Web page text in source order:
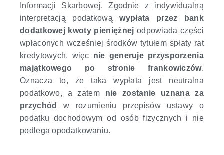
Informacji Skarbowej. Zgodnie z indywidualną
interpretacją podatkowąwypłata przez bank
dodatkowej kwoty pieniężnej odpowiada części
wpłaconych wcześniej środków tytułem spłaty rat
kredytowych, więc nie generuje przysporzenia
majątkowego po stronie frankowiczów.
Oznacza to, że
taka wypłata jest neutralna
podatkowo,
a zatemnie zostanie uznana za
przychód w rozumieniu przepisów ustawy o
podatku dochodowym od osób fizycznych i nie
podlega opodatkowaniu.